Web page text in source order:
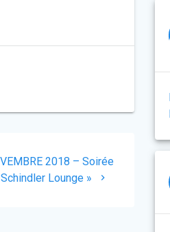
2018 – Soirée
Lounge »